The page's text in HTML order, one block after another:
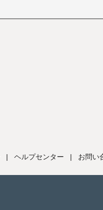
| ヘルプセンター | お問い